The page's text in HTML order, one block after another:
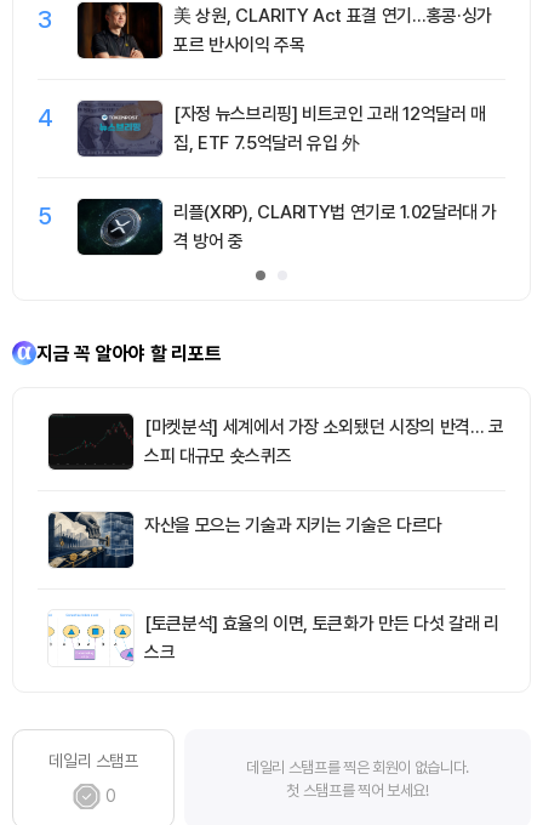
3
美 상원, CLARITY Act 표결 연기…홍콩·싱가
포르 반사이익 주목
4
[자정 뉴스브리핑] 비트코인 고래 12억달러 매
집, ETF 7.5억달러 유입 外
5
리플(XRP), CLARITY법 연기로 1.02달러대 가
격 방어 중
지금 꼭 알아야 할 리포트
[마켓분석] 세계에서 가장 소외됐던 시장의 반격… 코
스피 대규모 숏스퀴즈
자산을 모으는 기술과 지키는 기술은 다르다
[토큰분석] 효율의 이면, 토큰화가 만든 다섯 갈래 리
스크
데일리 스탬프
0
데일리 스탬프를 찍은 회원이 없습니다.
첫 스탬프를 찍어 보세요!